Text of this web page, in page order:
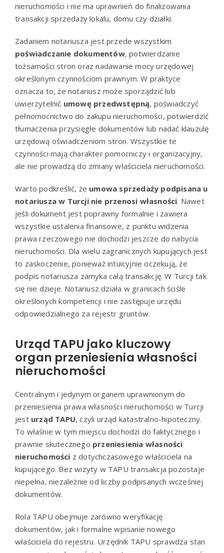
nieruchomości i nie ma uprawnień do finalizowania
transakcji sprzedaży lokalu, domu czy działki.
Zadaniem notariusza jest przede wszystkim
poświadczanie dokumentów, potwierdzanie
tożsamości stron oraz nadawanie mocy urzędowej
określonym czynnościom prawnym. W praktyce
oznacza to, że notariusz może sporządzić lub
uwierzytelnić umowę przedwstępną, poświadczyć
pełnomocnictwo do zakupu nieruchomości, potwierdzić
tłumaczenia przysięgłe dokumentów lub nadać klauzulę
urzędową oświadczeniom stron. Wszystkie te
czynności mają charakter pomocniczy i organizacyjny,
ale nie prowadzą do zmiany właściciela nieruchomości.
Warto podkreślić, że umowa sprzedaży podpisana u
notariusza w Turcji nie przenosi własności. Nawet
jeśli dokument jest poprawny formalnie i zawiera
wszystkie ustalenia finansowe, z punktu widzenia
prawa rzeczowego nie dochodzi jeszcze do nabycia
nieruchomości. Dla wielu zagranicznych kupujących jest
to zaskoczenie, ponieważ intuicyjnie oczekują, że
podpis notariusza zamyka całą transakcję. W Turcji tak
się nie dzieje. Notariusz działa w granicach ściśle
określonych kompetencji i nie zastępuje urzędu
odpowiedzialnego za rejestr gruntów.
Urząd TAPU jako kluczowy
organ przeniesienia własności
nieruchomości
Centralnym i jedynym organem uprawnionym do
przeniesienia prawa własności nieruchomości w Turcji
jest urząd TAPU, czyli urząd katastralno-hipoteczny.
To właśnie w tym miejscu dochodzi do faktycznego i
prawnie skutecznego przeniesienia własności
nieruchomości z dotychczasowego właściciela na
kupującego. Bez wizyty w TAPU transakcja pozostaje
niepełna, niezależnie od liczby podpisanych wcześniej
dokumentów.
Rola TAPU obejmuje zarówno weryfikację
dokumentów, jak i formalne wpisanie nowego
właściciela do rejestru. Urzędnik TAPU sprawdza stan